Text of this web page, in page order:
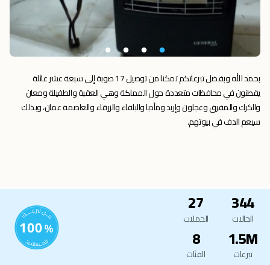
بحمد الله وبفضل تبرعاتكم تمكنا من توصيل 17 صوبة إلى سبعة عشر عائلة
يقطنون في محافظات متعددة حول المملكة وهي العقبة والطفيلة ومعان
والكرك والمفرق وعجلون وإربد ومأدبا والبلقاء والزرقاء والعاصمة عمان، وبذلك
سيعم الدف في بيوتهم.
344
الحالات
27
الحملات
1.5M
تبرعات
8
الفئات